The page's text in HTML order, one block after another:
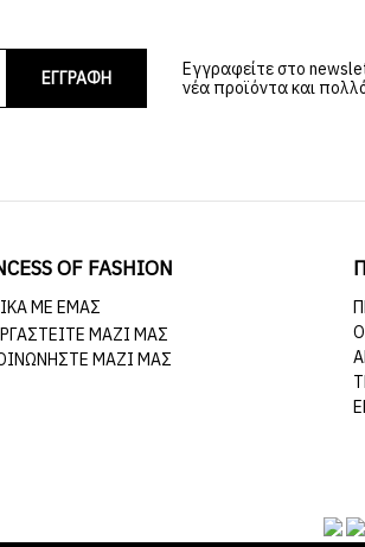
ΕΓΓΡΑΦΗ
Εγγραφείτε στο
νέα προϊόντα και
OF FASHION
ΜΕ ΕΜΆΣ
ΜΑΖΊ ΜΑΣ
ΜΑΖΊ ΜΑΣ